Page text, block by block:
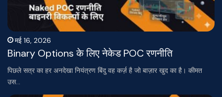
मई 16, 2026
Binary Options के लिए नेकेड POC रणनीति
पिछले सत्र का हर अनदेखा नियंत्रण बिंदु वह कर्ज़ है जो बाज़ार खुद का है। कीमत
उस…